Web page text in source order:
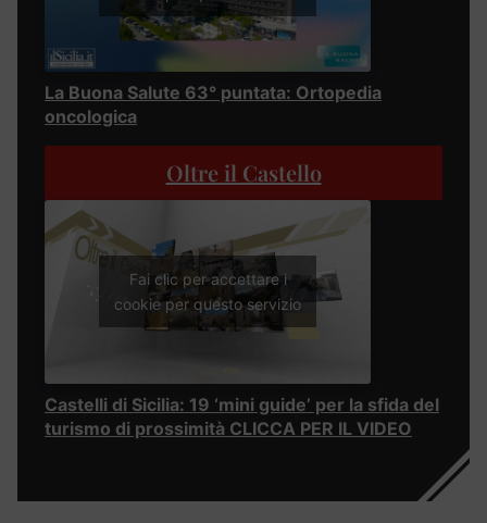
La Buona Salute 63° puntata: Ortopedia
oncologica
Oltre il Castello
Fai clic per accettare i
cookie per questo servizio
Castelli di Sicilia: 19 ‘mini guide’ per la sfida del
turismo di prossimità CLICCA PER IL VIDEO